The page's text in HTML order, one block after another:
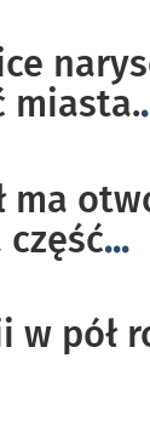
miasta.
ma
...
w pół